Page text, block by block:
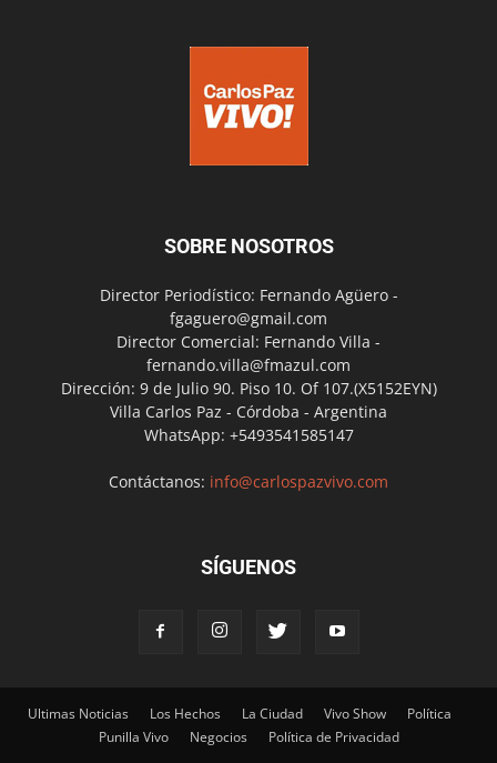
SOBRE NOSOTROS
Director Periodístico: Fernando Agüero -
fgaguero@gmail.com
Director Comercial: Fernando Villa -
fernando.villa@fmazul.com
Dirección: 9 de Julio 90. Piso 10. Of 107.(X5152EYN)
Villa Carlos Paz - Córdoba - Argentina
WhatsApp: +5493541585147
Contáctanos: info@carlospazvivo.com
SÍGUENOS
Ultimas Noticias Los Hechos La Ciudad Vivo Show
Política
Punilla Vivo
Negocios Política de Privacidad